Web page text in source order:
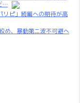
…
リピ」続編への期待が高
め、暴動第二波不可避へ